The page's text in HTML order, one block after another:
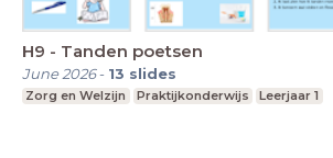
H9 - Tanden poetsen
June 2026- 13 slides
Zorg en Welzijn Praktijkonderwijs Leerjaar 1